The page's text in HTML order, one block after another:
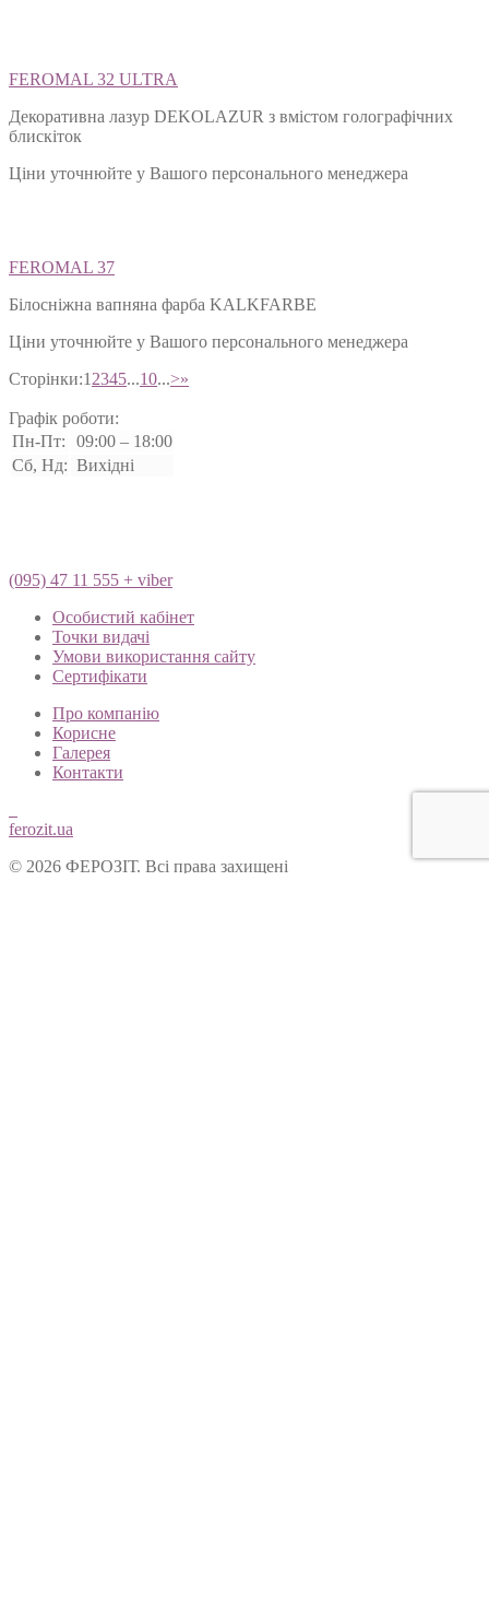
FEROMAL 32 ULTRA
Декоративна лазур DEKOLAZUR з вмістом голографічних
блискіток
Ціни уточнюйте у Вашого персонального менеджера
FEROMAL 37
Білосніжна вапняна фарба KALKFARBE
Ціни уточнюйте у Вашого персонального менеджера
Сторінки:12345...10...>»
Графік роботи:
Пн-Пт:
09:00 – 18:00
Сб, Нд: Вихідні
(095) 47 11 555 + viber
Особистий кабінет
Точки видачі
Умови використання сайту
Сертифікати
Про компанію
Корисне
Галерея
Контакти
ferozit.ua
© 2026 ФЕРОЗІТ. Всі права захищені